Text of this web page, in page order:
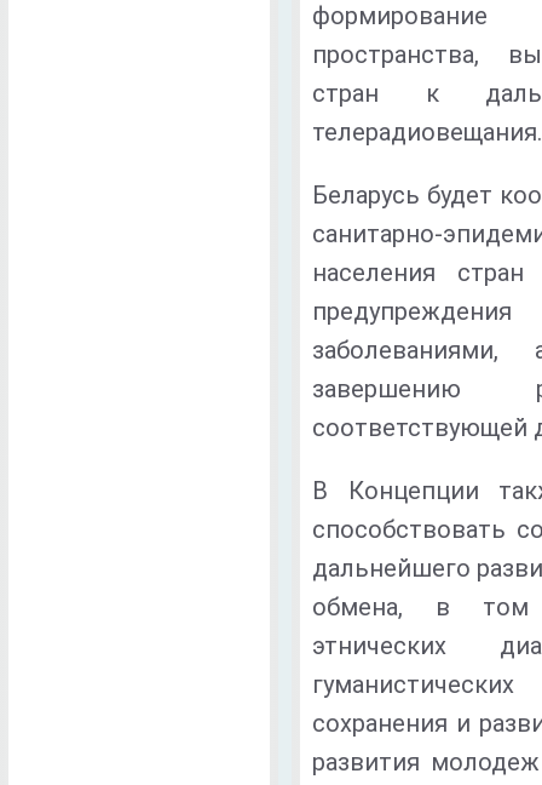
формирование
пространства,
стран к
телерадиовещания.
Беларусь будет
санитарно-
населения
завершению
соответствующей
В Концепции
способствовать
дальнейшего
обмена, в том
этнических
сохранения и
развития